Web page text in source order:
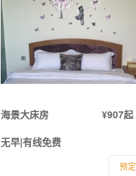
海景大床房
¥907起
无早|有线免费
预定